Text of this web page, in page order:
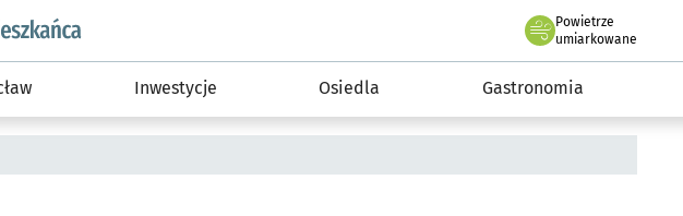
podserwis: Dla mieszkańca
Powietrze
we Wrocławiu
umiarkowane
Inwestycje Osiedla Gastronomia